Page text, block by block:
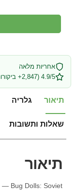
אחריות מלאה
4.9/5 (2,847+ ביקורות)
תיאור גלריה
שאלות ותשובות
תיאור